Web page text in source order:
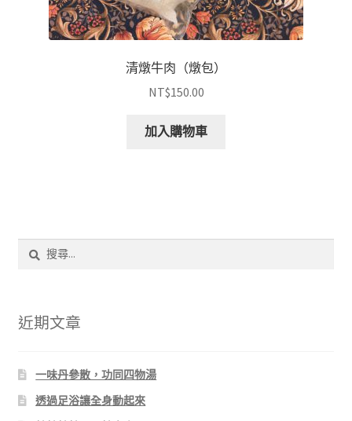
清燉牛肉（燉包）
NT$150.00
加入購物車
字:
近期文章
一味丹參散，功同四物湯
透過足浴讓全身動起來